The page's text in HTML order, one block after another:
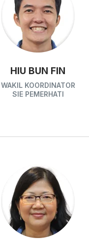
HIU BUN FIN
WAKIL KOORDINATOR
SIE PEMERHATI